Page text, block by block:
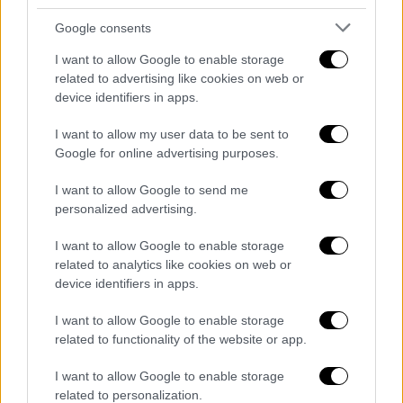
Google consents
I want to allow Google to enable storage
related to advertising like cookies on web or
device identifiers in apps.
I want to allow my user data to be sent to
Google for online advertising purposes.
I want to allow Google to send me
personalized advertising.
I want to allow Google to enable storage
related to analytics like cookies on web or
device identifiers in apps.
I want to allow Google to enable storage
related to functionality of the website or app.
I want to allow Google to enable storage
related to personalization.
video
ηπειρωτική χώρα τις μεσημβρινές και
απογευματινές ώρες θα αναπτυχθούν
νεφώσεις κυρίως στα ορεινά, όπου θα
εκδηλωθούν τοπικοί όμβροι και στα βόρεια
πιθανώς μεμονωμένες καταιγίδες.
Οι άνεμοι στο Ιόνιο και τα ηπειρωτικά θα
είναι μεταβλητοί 3 με 4 μποφόρ. Στο Αιγαίο
θα πνέουν από βόρειες διευθύνσεις 4 με 6